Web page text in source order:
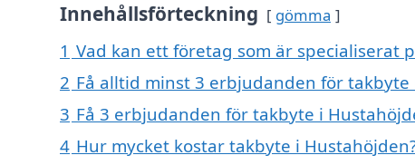
Innehållsförteckning gömma
1 Vad kan ett företag som är specialiserat
2 Få alltid minst 3 erbjudanden för takbyte
3 Få 3 erbjudanden för takbyte i
4 Hur mycket kostar takbyte i